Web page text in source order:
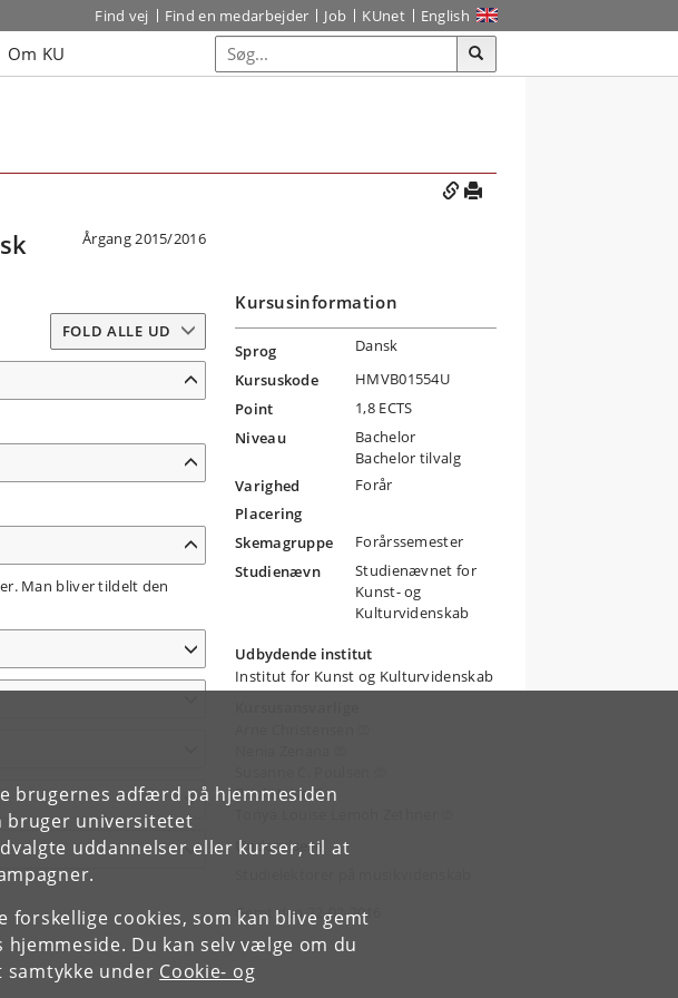
adfærd på hjemmesiden
bruger universitetet
uddannelser eller kurser, til at
forskellige cookies, som kan blive gemt
Du kan selv vælge om du
under Cookie- og
Find vej Find en medarbejder Job KUnet English
Om KU
Årgang 2015/2016
FOLD ALLE UD
Man bliver tildelt den
Kursusinformation
Sprog
Dansk
Kursuskode
HMVB01554U
Point
1,8 ECTS
Niveau
Bachelor
Bachelor tilvalg
Varighed
Placering
Forår
Skemagruppe
Forårssemester
Studienævn
Studienævnet for
Kunst- og
Kulturvidenskab
Udbydende institut
Institut for Kunst og Kulturvidenskab
Poul Heise
Undervisere
Gemt den 22-02-2016